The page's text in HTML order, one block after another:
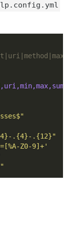
.{4}-.{12}"
Z0-9]+'